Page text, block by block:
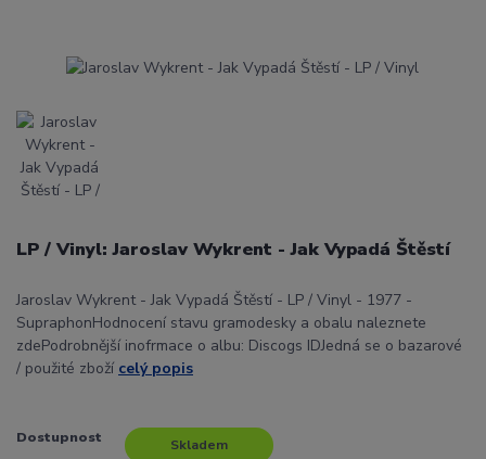
LP / Vinyl: Jaroslav Wykrent - Jak Vypadá Štěstí
Jaroslav Wykrent - Jak Vypadá Štěstí - LP / Vinyl - 1977 -
SupraphonHodnocení stavu gramodesky a obalu naleznete
zdePodrobnější inofrmace o albu: Discogs IDJedná se o bazarové
/ použité zboží celý popis
Dostupnost Skladem